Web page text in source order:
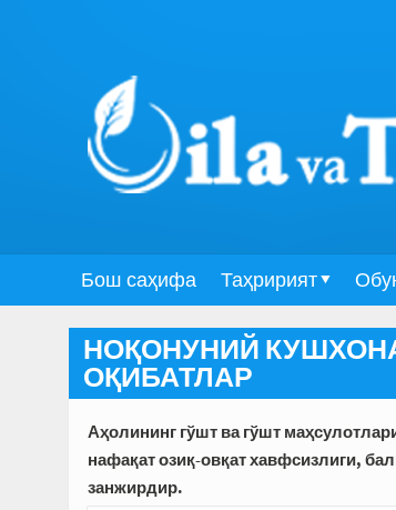
Бош саҳифа Таҳририят
НОҚОНУНИЙ
ОҚИБАТЛАР
Аҳолининг гўшт ва гўшт
нафақат озиқ-овқат хавфсизлиги,
занжирдир.